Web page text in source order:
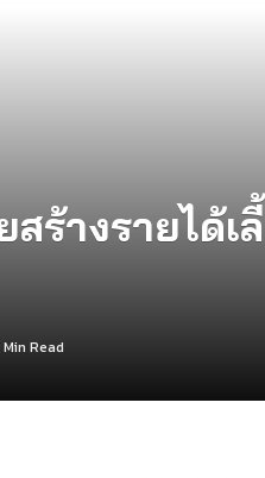
ร้างรายได้เ
Min Read